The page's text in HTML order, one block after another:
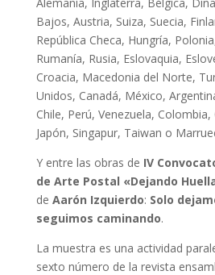
Bajos, Austria, Suiza, Suecia,
República Checa, Hungría,
Rumanía, Rusia, Eslovaquia,
Croacia, Macedonia del Norte,
Unidos, Canadá, México,
Chile, Perú, Venezuela,
Japón, Singapur, Taiwan o
Y entre las obras de IV
de Arte Postal «Dejando
de Aarón Izquierdo: Solo
seguimos caminando.
La muestra es una actividad
sexto número de la revista